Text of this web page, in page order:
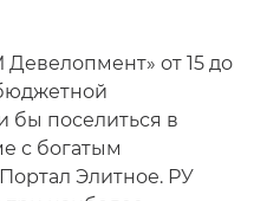
от 15 до
бы поселиться в
с богатым
Элитное. РУ